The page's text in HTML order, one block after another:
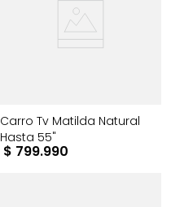
Carro Tv Matilda Natural
Hasta 55"
$ 799.990